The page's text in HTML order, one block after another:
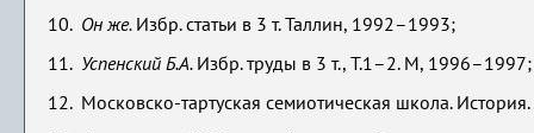
10. Он же. Избр. статьи в 3 т. Таллин, 1992–1993;
11. Успенский Б.А. Избр. труды в 3 т., T.1–2. М, 1996–1997;
12. Московско-тартуская семиотическая школа.